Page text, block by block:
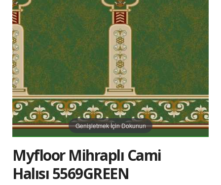
Genişletmek İçin Dokunun
Myfloor Mihraplı Cami
Halısı 5569GREEN